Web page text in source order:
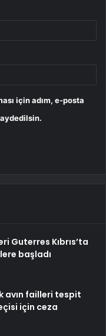
için adım, e-posta
Guterres Kıbrıs’ta
başladı
avın failleri tespit
için ceza